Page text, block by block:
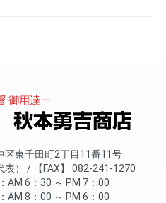
区東千田町2丁目11番11号
） FAX
082-241-1270
AM 6：30 ～ PM 7：00
AM 8：00 ～ PM 6：00